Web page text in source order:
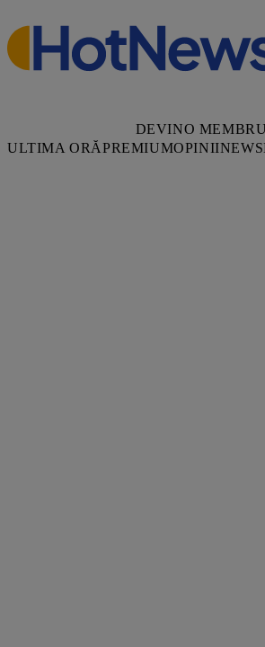
DEVINO MEMBRU
ULTIMA ORĂPREMIUMOPINII